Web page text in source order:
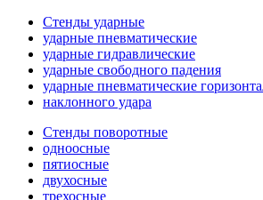
Стенды ударные
ударные пневматические
ударные гидравлические
ударные свободного падения
ударные пневматические
наклонного удара
Стенды поворотные
одноосные
пятиосные
двухосные
трехосные